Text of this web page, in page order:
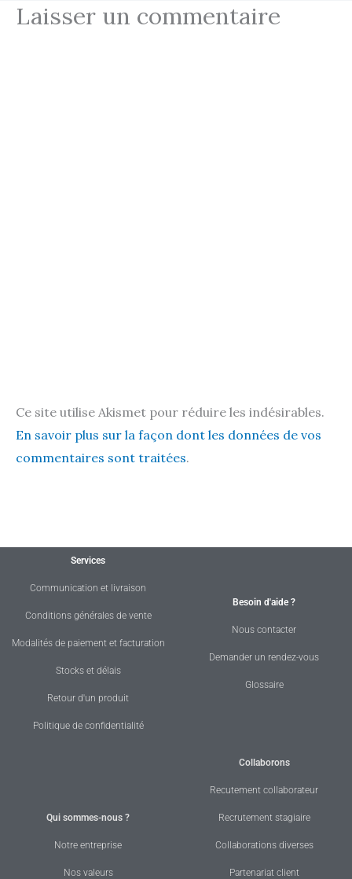
Laisser un commentaire
Ce site utilise Akismet pour réduire les indésirables.
En savoir plus sur la façon dont les données de vos
commentaires sont traitées.
Services
Communication et livraison
Conditions générales de vente
Modalités de paiement et facturation
Stocks et délais
Retour d'un produit
Politique de confidentialité
Besoin d'aide ?
Nous contacter
Demander un rendez-vous
Glossaire
Qui sommes-nous ?
Notre entreprise
Nos valeurs
Collaborons
Recutement collaborateur
Recrutement stagiaire
Collaborations diverses
Partenariat client